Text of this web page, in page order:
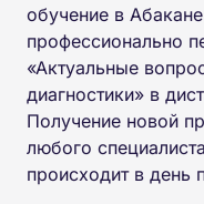
обучение в
профессионально
«Актуальные
диагностики» в
Получение новой
любого
происходит в день